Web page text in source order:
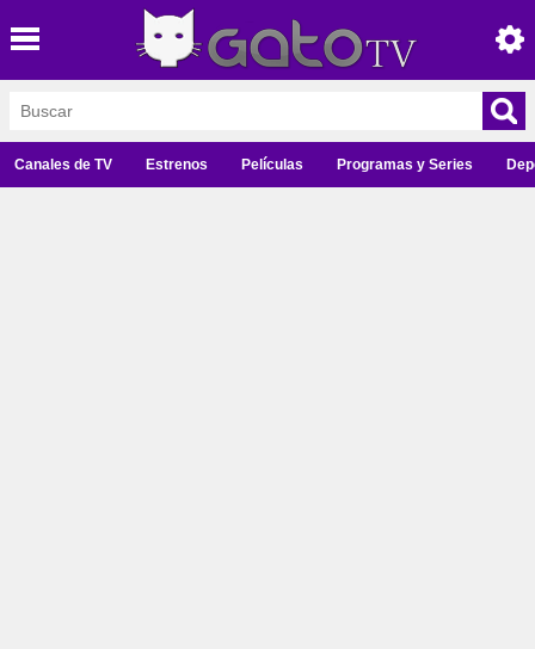
Canales de TV Estrenos Películas Programas y Series